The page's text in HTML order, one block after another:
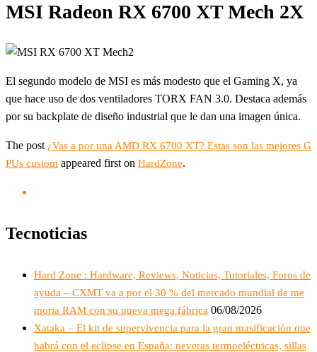
MSI Radeon RX 6700 XT Mech 2X
El segundo modelo de MSI es más modesto que el Gaming X, ya
que hace uso de dos ventiladores TORX FAN 3.0. Destaca además
por su backplate de diseño industrial que le dan una imagen única.
The post ¿Vas a por una AMD RX 6700 XT? Estas son las mejores G
PUs custom appeared first on HardZone.
Tecnoticias
Hard Zone : Hardware, Reviews, Noticias, Tutoriales, Foros de
ayuda – CXMT va a por el 30 % del mercado mundial de me
moria RAM con su nueva mega fábrica 06/08/2026
Xataka – El kit de supervivencia para la gran masificación que
habrá con el eclipse en España: neveras termoeléctricas, sillas